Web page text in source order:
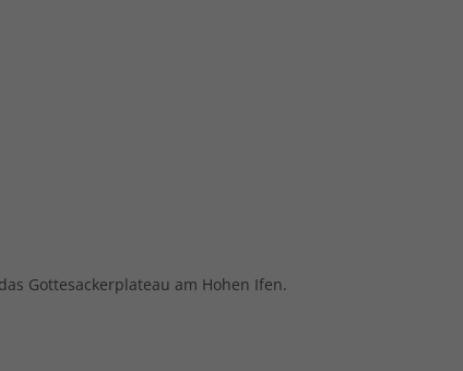
Gottesackerplateau am Hohen Ifen.